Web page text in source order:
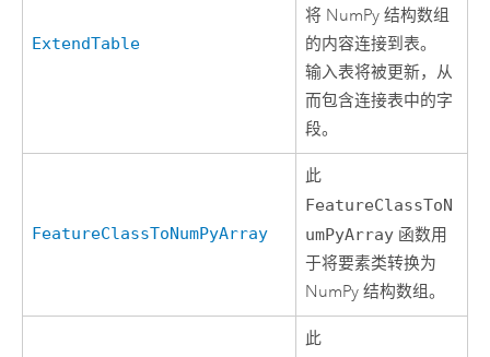
ExtendTable
将 NumPy 结构数组
的内容连接到表。
输入表将被更新，从
而包含连接表中的字
段。
FeatureClassToNumPyArray
此
FeatureClassToN
umPyArray 函数用
于将要素类转换为
NumPy 结构数组。
此